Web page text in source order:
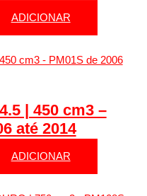
ADICIONAR
| 450 cm3 –
até 2014
ADICIONAR